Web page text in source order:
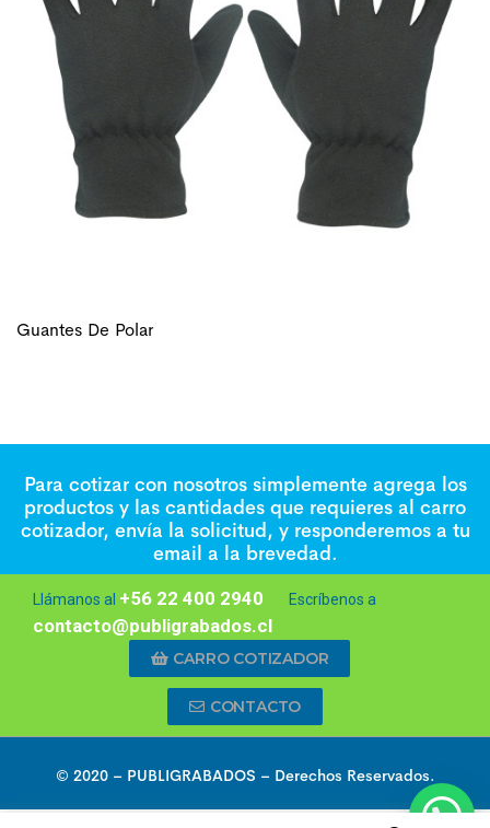
Guantes De Polar
Para cotizar con nosotros simplemente agrega los
productos y las cantidades que requieres al carro
cotizador, envía la solicitud, y responderemos a tu
email a la brevedad.
Llámanos al +56 22 400 2940 Escríbenos a
contacto@publigrabados.cl
CARRO COTIZADOR
CONTACTO
© 2020 – PUBLIGRABADOS – Derechos Reservados.